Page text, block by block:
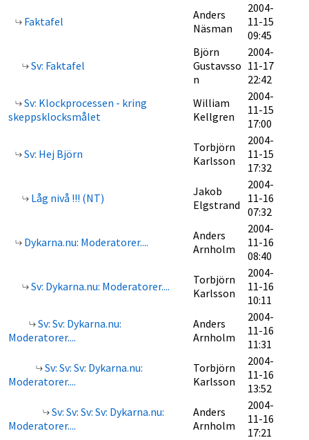
Faktafel
Anders
Näsman
2004-
11-15
09:45
Sv: Faktafel
Björn
Gustavsso
n
2004-
11-17
22:42
Sv: Klockprocessen - kring
skeppsklocksmålet
William
Kellgren
2004-
11-15
17:00
Sv: Hej Björn
Torbjörn
Karlsson
2004-
11-15
17:32
Låg nivå !!! (NT)
Jakob
Elgstrand
2004-
11-16
07:32
Dykarna.nu: Moderatorer....
Anders
Arnholm
2004-
11-16
08:40
Sv: Dykarna.nu: Moderatorer....
Torbjörn
Karlsson
2004-
11-16
10:11
Sv: Sv: Dykarna.nu:
Moderatorer....
Anders
Arnholm
2004-
11-16
11:31
Sv: Sv: Sv: Dykarna.nu:
Moderatorer....
Torbjörn
Karlsson
2004-
11-16
13:52
Sv: Sv: Sv: Sv: Dykarna.nu:
Moderatorer....
Anders
Arnholm
2004-
11-16
17:21